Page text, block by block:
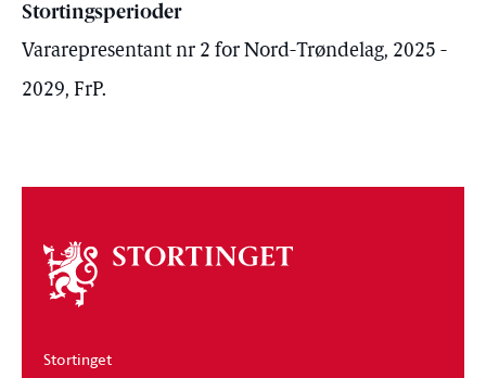
Stortingsperioder
Vararepresentant nr 2 for Nord-Trøndelag, 2025 -
2029, FrP.
Om
stortinget
Stortinget